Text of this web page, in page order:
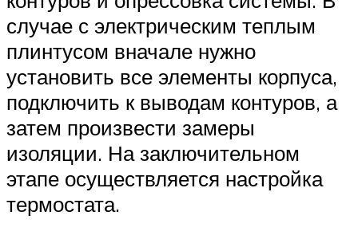
случае с электрическим теплым
плинтусом вначале нужно
установить все элементы корпуса,
подключить к выводам контуров, а
затем произвести замеры
изоляции. На заключительном
этапе осуществляется настройка
термостата.